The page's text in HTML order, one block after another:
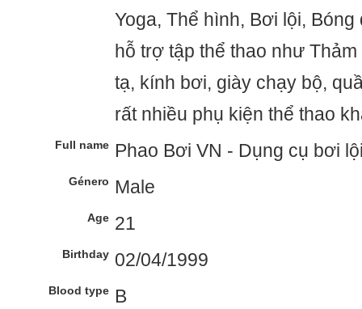
Yoga, Thể hình, Bơi lội, Bóng
hỗ trợ tập thể thao như
tạ, kính bơi, giày chạy bộ,
rất nhiều phụ kiện thể thao
Full name Phao Bơi VN - Dụng cụ bơi
Género Male
Age 21
Birthday 02/04/1999
Blood type B